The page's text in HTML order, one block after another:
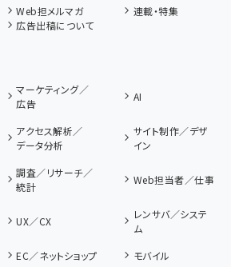
Web担メルマガ
連載・特集
広告出稿について
マーケティング／
広告
AI
アクセス解析／
データ分析
サイト制作／デザ
イン
調査／リサーチ／
統計
Web担当者／仕事
UX／CX
レンサバ／システ
ム
EC／ネットショップ
モバイル